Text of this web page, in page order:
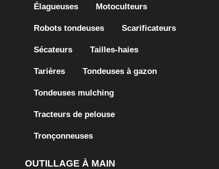
Élagueuses Motoculteurs
Robots tondeuses Scarificateurs
Sécateurs Tailles-haies
Tarières Tondeuses à gazon
Tondeuses mulching
Tracteurs de pelouse
Tronçonneuses
OUTILLAGE À MAIN